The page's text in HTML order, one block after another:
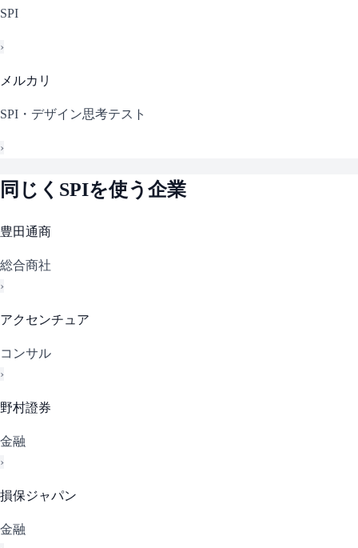
SPI
›
メルカリ
SPI・デザイン思考テスト
›
同じく SPIを使う企業
豊田通商
総合商社
›
アクセンチュア
コンサル
›
野村證券
金融
›
損保ジャパン
金融